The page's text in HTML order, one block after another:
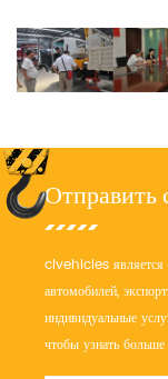
Отправить
clvehicles является
автомобилей,
индивидуальные
чтобы узнать больше